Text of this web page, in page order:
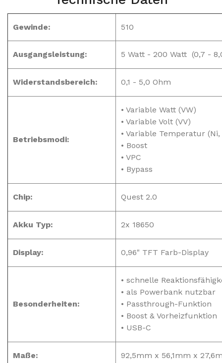
Gewinde: 510
Ausgangsleistung: 5 Watt - 200 Watt (0,7 -
Widerstandsbereich: 0,1 - 5,0 Ohm
Betriebsmodi:
• Variable Watt (VW)
• Variable Volt (VV)
• Variable Temperatur (Ni,
• Boost
• VPC
• Bypass
Chip: Quest 2.0
Akku Typ: 2x 18650
Display: 0,96" TFT Farb-Display
Besonderheiten:
• schnelle
• als Powerbank nutzbar
• Passthrough-Funktion
• Boost & Vorheizfunktion
• USB-C
Maße: 92,5mm x 56,1mm x